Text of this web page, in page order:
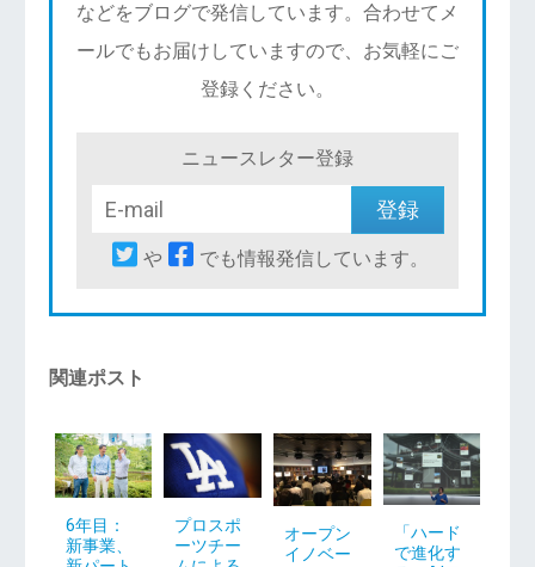
などをブログで発信しています。合わせてメ
ールでもお届けしていますので、お気軽にご
登録ください。
ニュースレター登録
や でも情報発信しています。
関連ポスト
6年目：
新事業、
プロスポ
ーツチー
オープン
イノベー
「ハード
で進化す